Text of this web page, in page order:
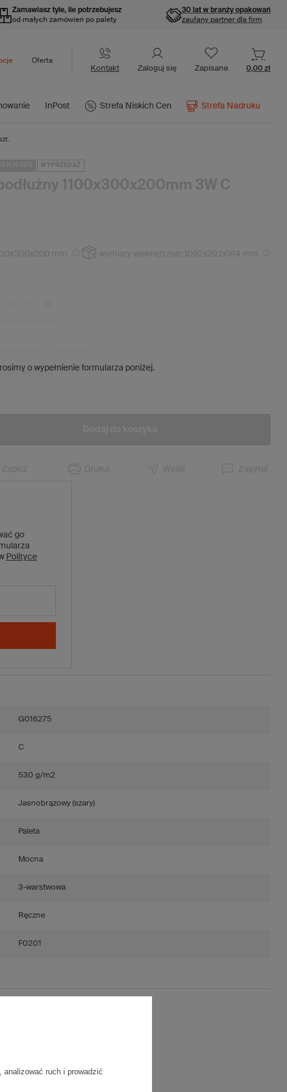
Zamawiasz tyle, ile potrzebujesz
od małych zamówień po palety
30 lat w branży opakowań
zaufany partner dla firm
Kontakt Zaloguj się Zapisane 0,00 zł
InPost Strefa Niskich Cen Strefa Nadruku
Oferta
o wypełnienie formularza poniżej.
go
Polityce
WYPRZEDAŻ
1100x300x200mm 3W C
mm wymiary wewnętrzne: 1092x292x184 mm
wkrótce
Zapisz Drukuj Wyślij Zapytaj
G016275
C
530 g/m2
Jasnobrązowy (szary)
Paleta
Mocna
3-warstwowa
Ręczne
F0201
analizować ruch i prowadzić